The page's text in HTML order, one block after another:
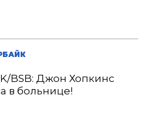
BSB: Джон Хопкинс
в больнице!